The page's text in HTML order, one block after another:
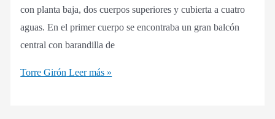
con planta baja, dos cuerpos superiores y cubierta a cuatro
aguas. En el primer cuerpo se encontraba un gran balcón
central con barandilla de
Torre Girón Leer más »